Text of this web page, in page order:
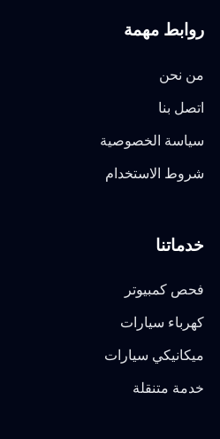
روابط مهمة
من نحن
اتصل بنا
سياسة الخصوصية
شروط الاستخدام
خدماتنا
فحص كمبيوتر
كهرباء سيارات
ميكانيكي سيارات
خدمة متنقلة